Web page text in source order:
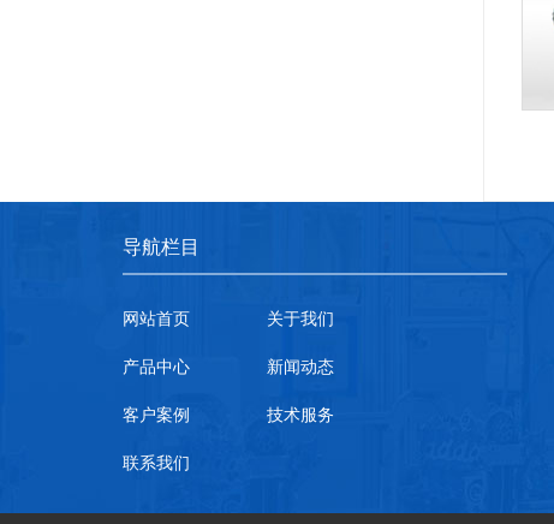
导航栏目
网站首页
关于我们
产品中心
新闻动态
客户案例
技术服务
联系我们